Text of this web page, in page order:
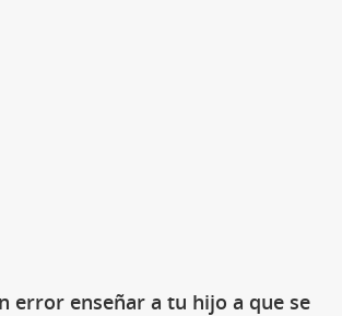
error enseñar a tu hijo a que se